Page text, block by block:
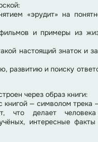
«эрудит» на
и примеры из
настоящий знаток и
развитию и поиску
через образ книги:
книгой — символом трека
что делает
интересные